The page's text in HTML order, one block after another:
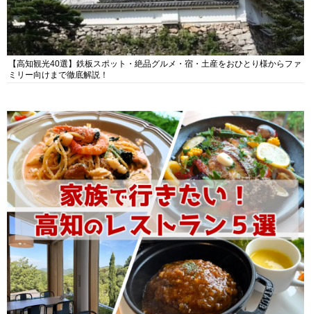
【高知観光40選】鉄板スポット・絶品グルメ・宿・土産をおひとり様からファ
ミリー向けまで徹底解説！